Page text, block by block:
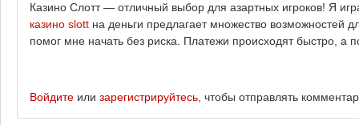
Казино Слотт — отличный выбор для азартных игроков! Я
казино slott на деньги предлагает множество возможностей
помог мне начать без риска. Платежи происходят быстро, а
Войдите или зарегистрируйтесь , чтобы отправлять